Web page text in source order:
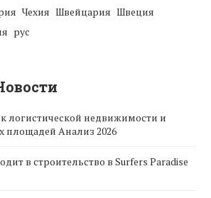
Чехия Швейцария Швеция
рус
логистической недвижимости и
площадей Анализ 2026
в строительство в Surfers Paradise